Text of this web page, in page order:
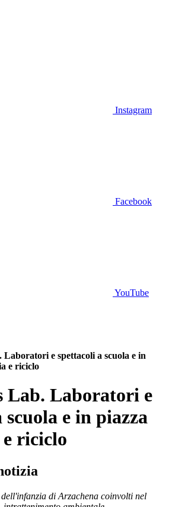
Instagram
Facebook
YouTube
Laboratori e spettacoli a scuola e in
e riciclo
Lab. Laboratori e
scuola e in piazza
e riciclo
di Arzachena coinvolti nel